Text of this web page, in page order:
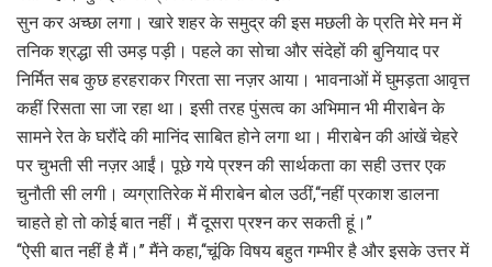
सुन कर अच्छा लगा। खारे शहर के समुद्र की इस मछली के प्रति मेरे मन में
तनिक श्रद्धा सी उमड़ पड़ी। पहले का सोचा और संदेहों की बुनियाद पर
निर्मित सब कुछ हरहराकर गिरता सा नज़र आया। भावनाओं में घुमड़ता आवृत्त
कहीं रिसता सा जा रहा था। इसी तरह पुंसत्व का अभिमान भी मीराबेन के
सामने रेत के घरौंदे की मानिंद साबित होने लगा था। मीराबेन की आंखें चेहरे
पर चुभती सी नज़र आईं। पूछे गये प्रश्न की सार्थकता का सही उत्तर एक
चुनौती सी लगी। व्यग्रातिरेक में मीराबेन बोल उठीं,‘‘नहीं प्रकाश डालना
चाहते हो तो कोई बात नहीं। मैं दूसरा प्रश्न कर सकती हूं।’’
‘‘ऐसी बात नहीं है मैं।’’ मैंने कहा,‘‘चूंकि विषय बहुत गम्भीर है और इसके उत्तर में